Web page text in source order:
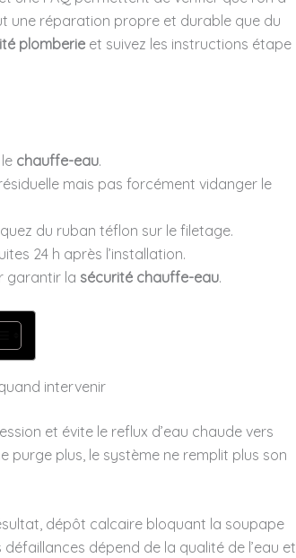
une réparation propre et durable que du
plomberie et suivez les instructions étape
chauffe-eau.
mais pas forcément vidanger le
du ruban téflon sur le filetage.
24 h après l’installation.
garantir la sécurité chauffe-eau.
intervenir
et évite le reflux d’eau chaude vers
purge plus, le système ne remplit plus son
dépôt calcaire bloquant la soupape
dépend de la qualité de l’eau et